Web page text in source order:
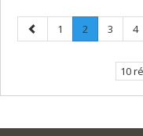
Page
précédente
Page
1 Page
2
Page
Page
3 4
10